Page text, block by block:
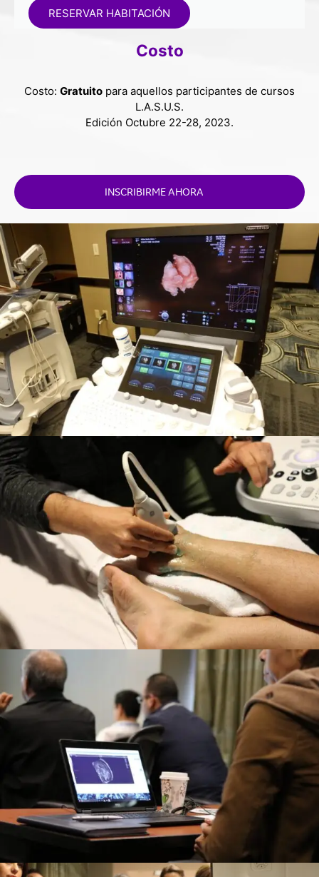
RESERVAR HABITACIÓN
Costo
Costo: Gratuito para aquellos participantes de cursos
L.A.S.U.S.
Edición Octubre 22-28, 2023.
INSCRIBIRME AHORA